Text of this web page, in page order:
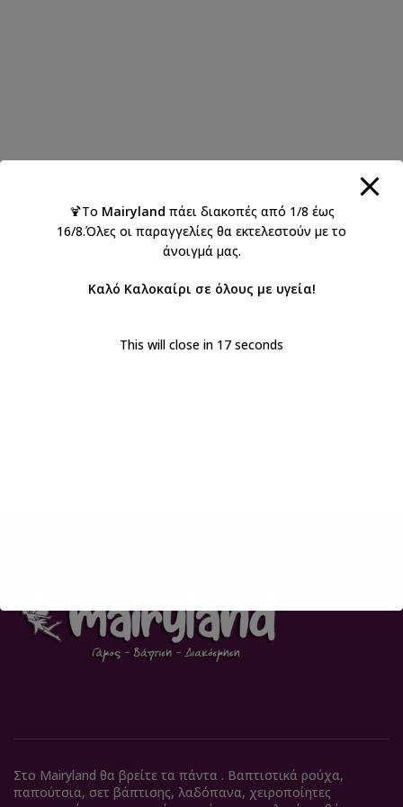
Στο Mairyland θα βρείτε τα πάντα . Βαπτιστικά ρούχα,
παπούτσια, σετ βάπτισης, λαδόπανα, χειροποίητες
🍹Το Mairyland πάει διακοπές από 1/8 έως
16/8.Όλες οι παραγγελίες θα εκτελεστούν με το
άνοιγμά μας.
Καλό Καλοκαίρι σε όλους με υγεία!
This will close in 17 seconds